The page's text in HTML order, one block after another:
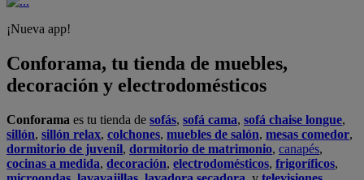
¡Nueva app!
Conforama, tu tienda de muebles,
decoración y electrodomésticos
Conforama es tu tienda de sofás, sofá cama, sofá chaise longue,
sillón, sillón relax, colchones, muebles de salón, mesas comedor,
dormitorio de juvenil, dormitorio de matrimonio, canapés,
cocinas a medida, decoración, electrodomésticos, frigoríficos,